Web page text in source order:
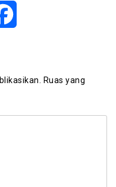
Ruas yang